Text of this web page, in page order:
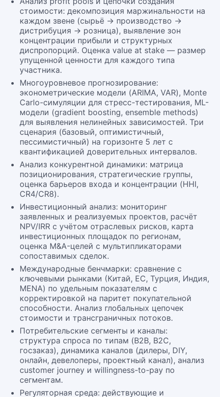
стоимости: декомпозиция маржинальности на
каждом звене (сырьё → производство →
дистрибуция → розница), выявление зон
концентрации прибыли и структурных
диспропорций. Оценка value at stake — размер
упущенной ценности для каждого типа
участника.
Многоуровневое прогнозирование:
эконометрические модели (ARIMA, VAR), Monte
Carlo-симуляции для стресс-тестирования, ML-
модели (gradient boosting, ensemble methods)
для выявления нелинейных зависимостей. Три
сценария (базовый, оптимистичный,
пессимистичный) на горизонте 5 лет с
квантификацией доверительных интервалов.
Анализ конкурентной динамики: матрица
позиционирования, стратегические группы,
оценка барьеров входа и концентрации (HHI,
CR4/CR8).
Инвестиционный анализ: мониторинг
заявленных и реализуемых проектов, расчёт
NPV/IRR с учётом отраслевых рисков, карта
инвестиционных площадок по регионам,
оценка M&A-целей с мультипликаторами
сопоставимых сделок.
Международные бенчмарки: сравнение с
ключевыми рынками (Китай, ЕС, Турция, Индия,
MENA) по удельным показателям с
корректировкой на паритет покупательной
способности. Анализ глобальных цепочек
стоимости и трансграничных потоков.
Потребительские сегменты и каналы:
структура спроса по типам (B2B, B2C,
госзаказ), динамика каналов (дилеры, DIY,
онлайн, девелоперы, проектный канал), анализ
customer journey и willingness-to-pay по
сегментам.
Регуляторная среда: действующие и